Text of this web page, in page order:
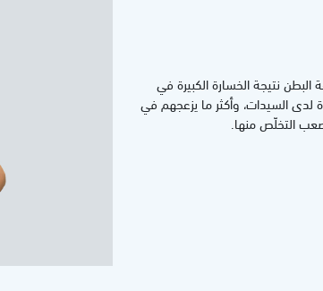
نتيجة الخسارة الكبيرة في
لدى السيدات، وأكثر ما يزعجهم في
التخلّص منها.